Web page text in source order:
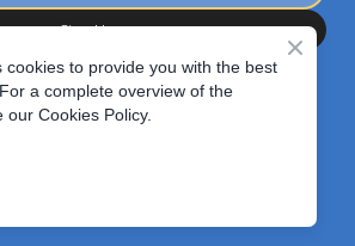
Sign Up
cookies to provide you with the best
a complete overview of the
Cookies Policy.